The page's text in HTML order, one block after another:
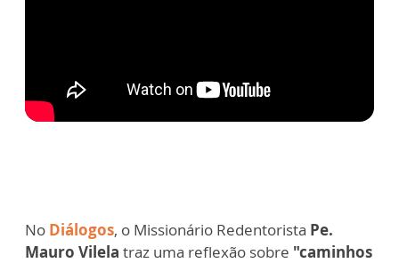
No Diálogos, o Missionário Redentorista Pe.
Mauro Vilela traz uma reflexão sobre "caminhos